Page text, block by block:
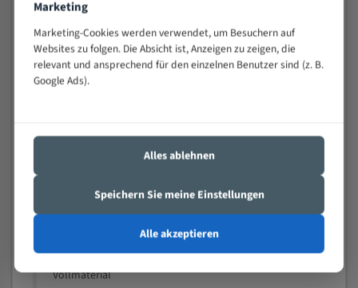
Technische Beschreibung:
Positiver Spanwinkel
Bandkörper aus hochlegiertem Federstahl
Nichteisenmetalle
Speziell entwickelt für Profile / Rohre
Vollmaterial
Marketing
Marketing-Cookies werden verwendet, um Besuchern auf
Websites zu folgen. Die Absicht ist, Anzeigen zu zeigen, die
relevant und ansprechend für den einzelnen Benutzer sind (z. B.
Google Ads).
Alles ablehnen
Speichern Sie meine Einstellungen
Alle akzeptieren